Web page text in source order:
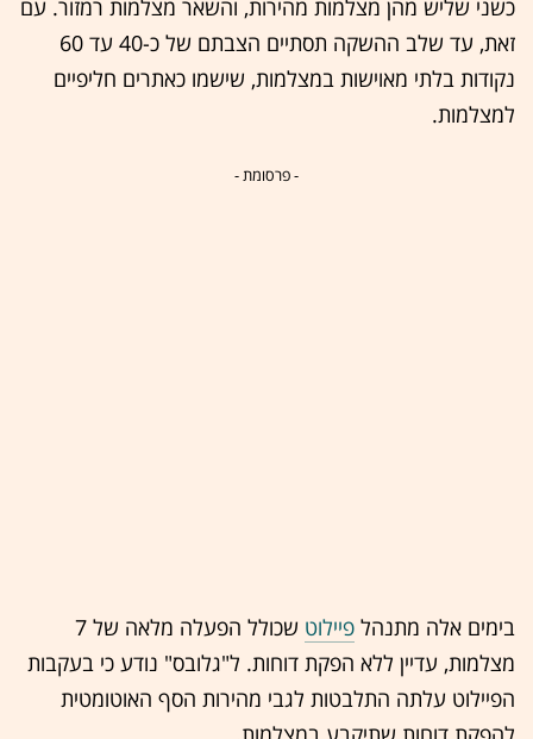
כשני שליש מהן מצלמות מהירות, והשאר מצלמות רמזור. עם
זאת, עד שלב ההשקה תסתיים הצבתם של כ-40 עד 60
נקודות בלתי מאוישות במצלמות, שישמו כאתרים חליפיים
למצלמות.
- פרסומת -
בימים אלה מתנהל פיילוט
שכולל הפעלה מלאה של 7
מצלמות, עדיין ללא הפקת דוחות. ל"גלובס" נודע כי בעקבות
הפיילוט עלתה התלבטות לגבי מהירות הסף האוטומטית